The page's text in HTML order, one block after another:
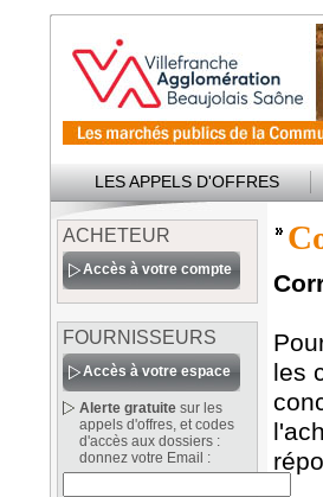
LES APPELS D'OFFRES
ACHETEUR
Accès à votre compte
FOURNISSEURS
Accès à votre espace
Alerte gratuite sur les
appels d'offres, et codes
d'accès aux dossiers :
donnez votre Email :
les